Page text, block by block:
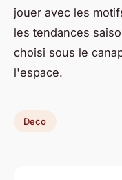
jouer avec les
les tendances
choisi sous le
l'espace.
Deco